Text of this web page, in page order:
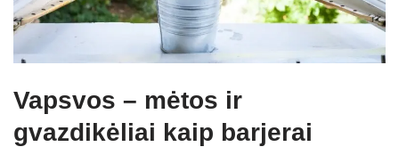
Vapsvos – mėtos ir
gvazdikėliai kaip barjerai